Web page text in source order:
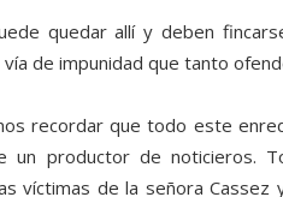
quedar allí y deben
de impunidad que tanto
recordar que todo este
un productor de noticieros.
víctimas de la señora Cassez